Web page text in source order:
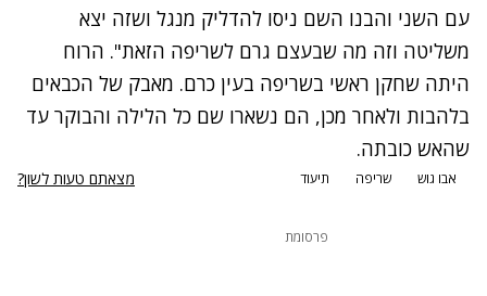
עם השני והבנו השם ניסו להדליק מנגל ושזה יצא
משליטה וזה מה שבעצם גרם לשריפה הזאת". הרוח
היתה שחקן ראשי בשריפה בעין כרם. מאבק של הכבאים
בלהבות ולאחר מכן, הם נשארו שם כל הלילה והבוקר עד
שהאש כובתה.
אבו גוש שריפה תיעוד מצאתם טעות לשון?
פרסומת